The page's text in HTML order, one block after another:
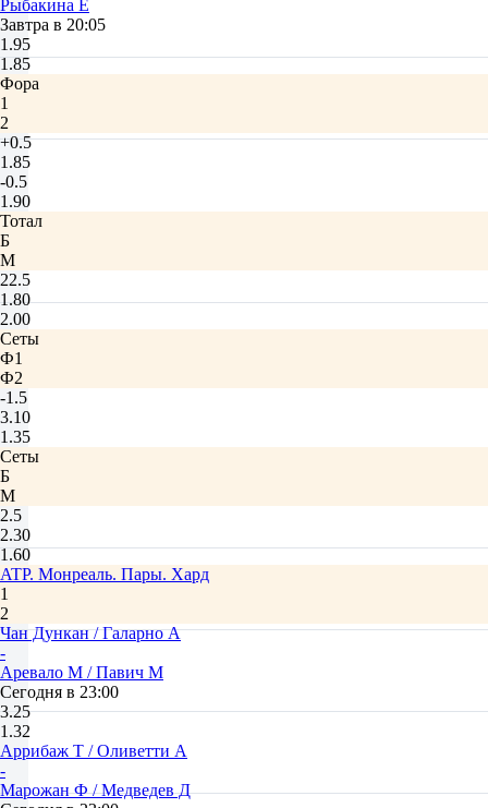
Рыбакина Е
Завтра в 20:05
1.95
1.85
Фора
1
2
+0.5
1.85
-0.5
1.90
Тотал
Б
М
22.5
1.80
2.00
Сеты
Ф1
Ф2
-1.5
3.10
1.35
Сеты
Б
М
2.5
2.30
1.60
ATP. Монреаль. Пары. Хард
1
2
Чан Дункан / Галарно А
-
Аревало М / Павич М
Сегодня в 23:00
3.25
1.32
Аррибаж Т / Оливетти А
-
Марожан Ф / Медведев Д